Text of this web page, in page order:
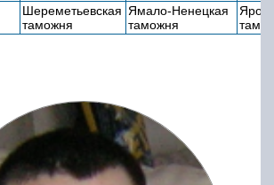
Шереметьевская
таможня
Ямало-Ненецкая
таможня